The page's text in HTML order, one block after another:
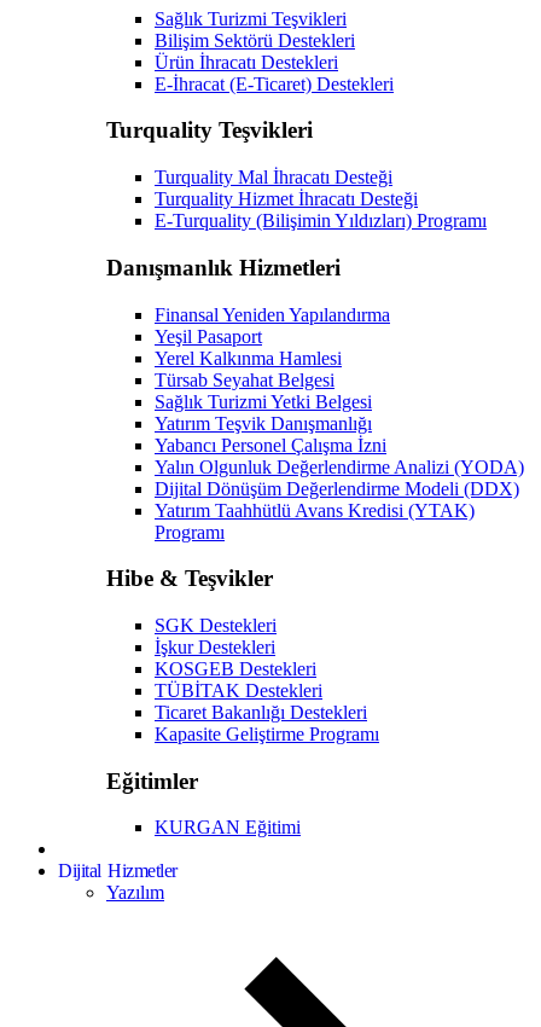
Sağlık Turizmi Teşvikleri
Bilişim Sektörü Destekleri
Ürün İhracatı Destekleri
E-İhracat (E-Ticaret) Destekleri
Turquality Teşvikleri
Turquality Mal İhracatı Desteği
Turquality Hizmet İhracatı Desteği
E-Turquality (Bilişimin Yıldızları) Programı
Danışmanlık Hizmetleri
Finansal Yeniden Yapılandırma
Yeşil Pasaport
Yerel Kalkınma Hamlesi
Türsab Seyahat Belgesi
Sağlık Turizmi Yetki Belgesi
Yatırım Teşvik Danışmanlığı
Yabancı Personel Çalışma İzni
Yalın Olgunluk Değerlendirme Analizi (YODA)
Dijital Dönüşüm Değerlendirme Modeli (DDX)
Yatırım Taahhütlü Avans Kredisi (YTAK)
Programı
Hibe & Teşvikler
SGK Destekleri
İşkur Destekleri
KOSGEB Destekleri
TÜBİTAK Destekleri
Ticaret Bakanlığı Destekleri
Kapasite Geliştirme Programı
Eğitimler
KURGAN Eğitimi
Dijital Hizmetler
Yazılım